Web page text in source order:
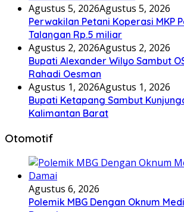
Agustus 5, 2026Agustus 5, 2026
Perwakilan Petani Koperasi MKP
Talangan Rp.5 miliar
Agustus 2, 2026Agustus 2, 2026
Bupati Alexander Wilyo Sambut
Rahadi Oesman
Agustus 1, 2026Agustus 1, 2026
Bupati Ketapang Sambut
Kalimantan Barat
Otomotif
Agustus 6, 2026
Polemik MBG Dengan Oknum